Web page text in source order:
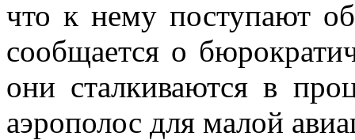
что к нему поступают
сообщается о
они сталкиваются в
аэрополос для малой